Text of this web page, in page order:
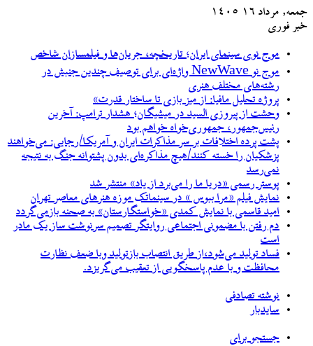
جمعه, مرداد ۱۶ ۱۴۰۵
خبر فوری
موج نوی سینمای ایران؛ تاریخچه، جریان‌ها و فیلمسازان شاخص
موج نو NewWave واژه‌ای برای توصیف چندین جنبش در
رشته‌های مختلف هنری
پروژه تحلیل مافیا: از میز بازی تا ساختار قدرت»
وحشت از پیروزی السید در میشیگان؛ هشدار ترامپ: آخرین
رئیس‌جمهور، جمهوری‌خواه خواهم بود
پشت پرده اختلافات بر سر مذاکرات ایران و آمریکا/رجایی: می‌خواهند
پزشکیان را خسته کنند/هیچ مذاکره‌ای بدون پشتوانه جنگ به نتیجه
نمی‌رسد
پوستر رسمی «دریا ما را می‌برد از یاد» منتشر شد
نمایش فیلم «مرا ببوس » در سینماتک موزه هنرهای معاصر تهران
امید قاسمی با نمایش کمدی «خواستگارستان» به صحنه بازمی‌گردد
دم رفتن با مضمونی اجتماعی روایتگر تصمیم سرنوشت ساز یک مادر
است
فساد تولید می‌شود،از طریق انتصاب بازتولید وبا ضعف نظارت
محافظت و با عدم پاسخگویی از تعقیب می‌گریزد.
نوشته تصادفی
سایدبار
جستجو برای